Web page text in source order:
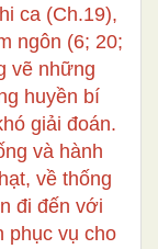
ca (Ch.19),
ngôn (6; 20;
vẽ những
huyền bí
giải đoán.
và hành
về thống
đi đến với
phục vụ cho